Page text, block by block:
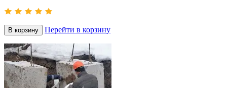
В корзину Перейти в корзину